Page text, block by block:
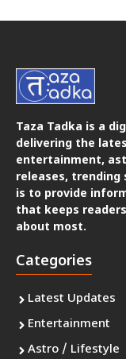
Taza Tadka is a
delivering the
entertainment,
releases, trending
is to provide
that keeps
about most.
Categories
Latest Updates
Entertainment
Astro / Lifestyle